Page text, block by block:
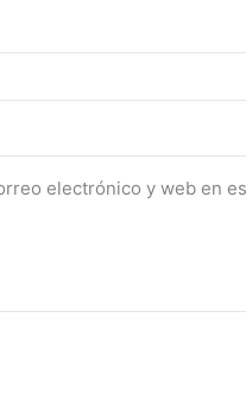
electrónico y web en